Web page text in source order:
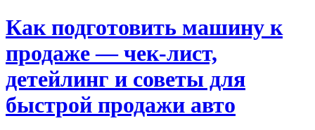
Как подготовить машину к
продаже — чек-лист,
детейлинг и советы для
быстрой продажи авто